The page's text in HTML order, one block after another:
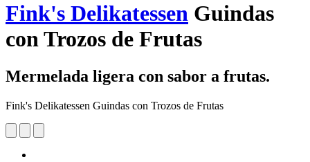
Fink's Delikatessen Guindas
con Trozos de Frutas
Mermelada ligera con sabor a frutas.
Fink's Delikatessen Guindas con Trozos de Frutas